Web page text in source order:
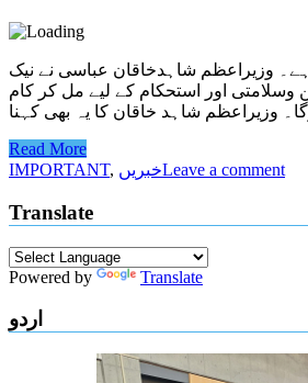
وزیراعظم شاہدخاقان عباسی نے نیک
اور استحکام کے لیے مل کر کام
Read More
IMPORTANT, خبریںLeave a comment
Translate
Powered by Translate
اردو